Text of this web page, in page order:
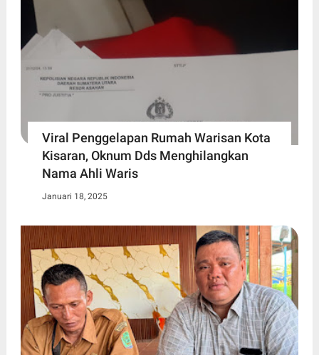
Viral Penggelapan Rumah Warisan Kota
Kisaran, Oknum Dds Menghilangkan
Nama Ahli Waris
Januari 18, 2025